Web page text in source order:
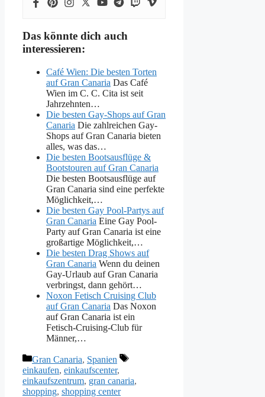
Das könnte dich auch
interessieren:
Café Wien: Die besten Torten
auf Gran Canaria Das Café
Wien im C. C. Cita ist seit
Jahrzehnten…
Die besten Gay-Shops auf Gran
Canaria Die zahlreichen Gay-
Shops auf Gran Canaria bieten
alles, was das…
Die besten Bootsausflüge &
Bootstouren auf Gran Canaria
Die besten Bootsausflüge auf
Gran Canaria sind eine perfekte
Möglichkeit,…
Die besten Gay Pool-Partys auf
Gran Canaria Eine Gay Pool-
Party auf Gran Canaria ist eine
großartige Möglichkeit,…
Die besten Drag Shows auf
Gran Canaria Wenn du deinen
Gay-Urlaub auf Gran Canaria
verbringst, dann gehört…
Noxon Fetisch Cruising Club
auf Gran Canaria Das Noxon
auf Gran Canaria ist ein
Fetisch-Cruising-Club für
Männer,…
Kategorien
Gran Canaria, Spanien
Schlagwörter
einkaufen, einkaufscenter,
einkaufszentrum, gran canaria,
shopping, shopping center